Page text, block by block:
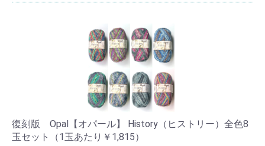
復刻版 Opal【オパール】 History（ヒストリー）全色8
玉セット（1玉あたり￥1,815）